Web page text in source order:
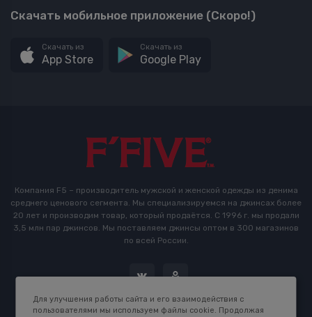
Скачать мобильное приложение (Скоро!)
Скачать из
App Store
Скачать из
Google Play
Компания F5 – производитель мужской и женской одежды из денима
среднего ценового сегмента. Мы специализируемся на джинсах более
20 лет и производим товар, который продаётся. С 1996 г. мы продали
3,5 млн пар джинсов. Мы поставляем джинсы оптом в 300 магазинов
по всей России.
Для улучшения работы сайта и его взаимодействия с
пользователями мы используем файлы cookie. Продолжая